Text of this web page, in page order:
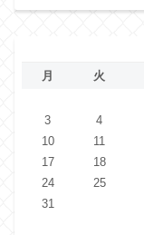
月 火
3
4
10
11
17
18
24
25
31